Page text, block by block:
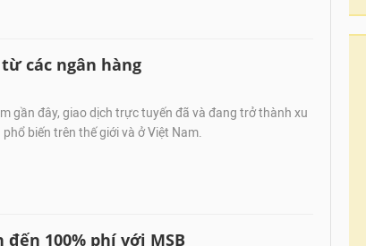
các ngân hàng
gần đây, giao dịch trực tuyến đã và đang trở thành xu
biến trên thế giới và ở Việt Nam.
100% phí với MSB